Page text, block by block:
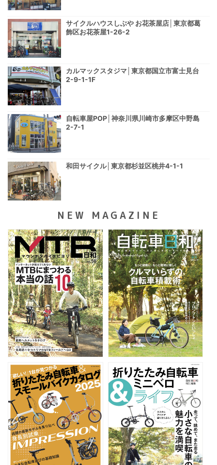
サイクルハウスしぶや お花茶屋店│東京都葛
飾区お花茶屋1-26-2
カルマックスタジマ│東京都国立市富士見台
2-9-1-1F
自転車屋POP│神奈川県川崎市多摩区中野島
2-7-1
和田サイクル│東京都杉並区桃井4-1-1
NEW MAGAZINE